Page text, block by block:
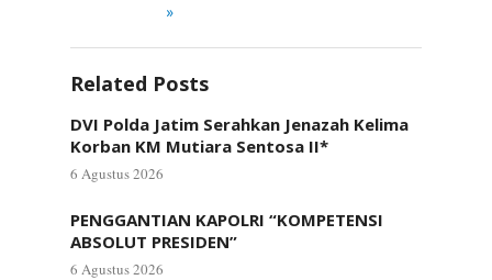
»
Related Posts
DVI Polda Jatim Serahkan Jenazah Kelima
Korban KM Mutiara Sentosa II*
6 Agustus 2026
PENGGANTIAN KAPOLRI “KOMPETENSI
ABSOLUT PRESIDEN”
6 Agustus 2026